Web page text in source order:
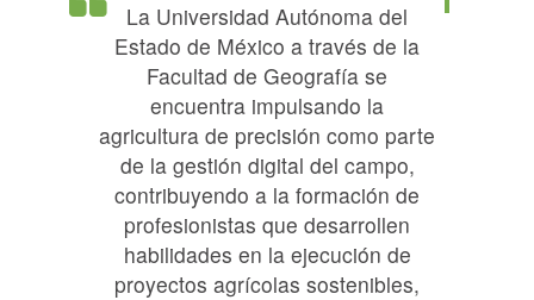
La Universidad Autónoma del
Estado de México a través de la
Facultad de Geografía se
encuentra impulsando la
agricultura de precisión como parte
de la gestión digital del campo,
contribuyendo a la formación de
profesionistas que desarrollen
habilidades en la ejecución de
proyectos agrícolas sostenibles,